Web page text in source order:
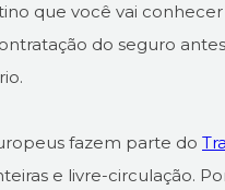
que você vai
do seguro
fazem parte do
e livre-circulação.